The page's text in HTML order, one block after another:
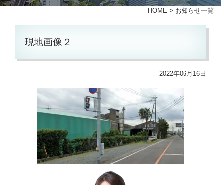
HOME > お知らせ一覧
現地画像２
2022年06月16日